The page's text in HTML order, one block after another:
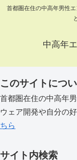
首都圏在住の中高年男性
中高年
このサイトにつ
首都圏在住の中高年
ウェア開発や自分の
ちら
サイト内検索